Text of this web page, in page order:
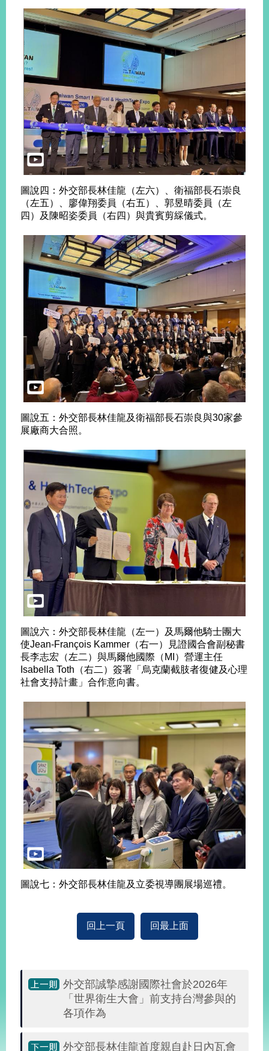
圖說四：外交部長林佳龍（左六）、衛福部長石崇良
（左五）、廖偉翔委員（右五）、郭昱晴委員（左
四）及陳昭姿委員（右四）與貴賓剪綵儀式。
圖說五：外交部長林佳龍及衛福部長石崇良與30家參
展廠商大合照。
圖說六：外交部長林佳龍（左一）及馬爾他騎士團大
使Jean-François Kammer（右一）見證國合會副秘書
長李志宏（左二）與馬爾他國際（MI）營運主任
Isabella Toth（右二）簽署「烏克蘭截肢者復健及心理
社會支持計畫」合作意向書。
圖說七：外交部長林佳龍及立委視導團展場巡禮。
回上一頁 回最上面
外交部誠摯感謝國際社會於2026年
「世界衛生大會」前支持台灣參與的
各項作為
外交部長林佳龍首度親自赴日內瓦會